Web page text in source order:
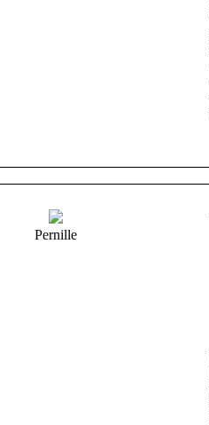
Pernille